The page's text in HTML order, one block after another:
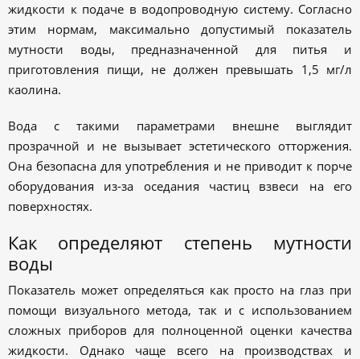
жидкости к подаче в водопроводную систему. Согласно
этим нормам, максимально допустимый показатель
мутности воды, предназначенной для питья и
приготовления пищи, не должен превышать 1,5 мг/л
каолина.
Вода с такими параметрами внешне выглядит
прозрачной и не вызывает эстетического отторжения.
Она безопасна для употребления и не приводит к порче
оборудования из-за оседания частиц взвеси на его
поверхностях.
Как определяют степень мутности
воды
Показатель может определяться как просто на глаз при
помощи визуального метода, так и с использованием
сложных приборов для полноценной оценки качества
жидкости. Однако чаще всего на производствах и